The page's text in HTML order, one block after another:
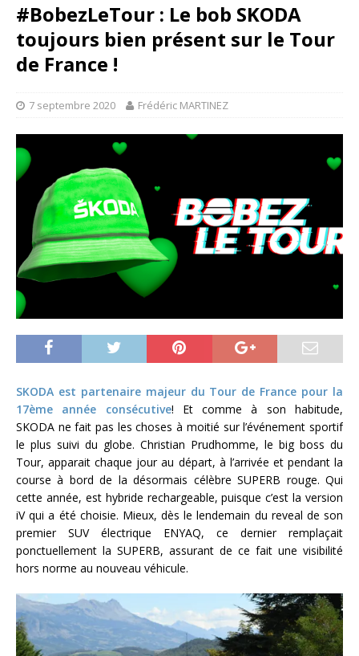
#BobezLeTour : Le bob SKODA
toujours bien présent sur le Tour
de France !
7 septembre 2020 Frédéric MARTINEZ
SKODA est partenaire majeur du Tour de France pour la
17ème année consécutive! Et comme à son habitude,
SKODA ne fait pas les choses à moitié sur l’événement sportif
le plus suivi du globe. Christian Prudhomme, le big boss du
Tour, apparait chaque jour au départ, à l’arrivée et pendant la
course à bord de la désormais célèbre SUPERB rouge. Qui
cette année, est hybride rechargeable, puisque c’est la version
iV qui a été choisie. Mieux, dès le lendemain du reveal de son
premier SUV électrique ENYAQ, ce dernier remplaçait
ponctuellement la SUPERB, assurant de ce fait une visibilité
hors norme au nouveau véhicule.